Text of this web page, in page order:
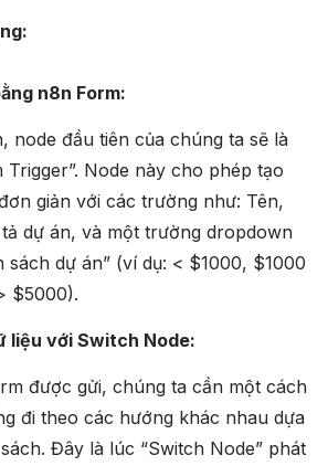
n8n Form:
node đầu tiên của chúng ta sẽ là
Trigger”. Node này cho phép tạo
giản với các trường như: Tên,
dự án, và một trường dropdown
sách dự án” (ví dụ: < $1000, $1000
$5000).
liệu với Switch Node:
được gửi, chúng ta cần một cách
đi theo các hướng khác nhau dựa
Đây là lúc “Switch Node” phát